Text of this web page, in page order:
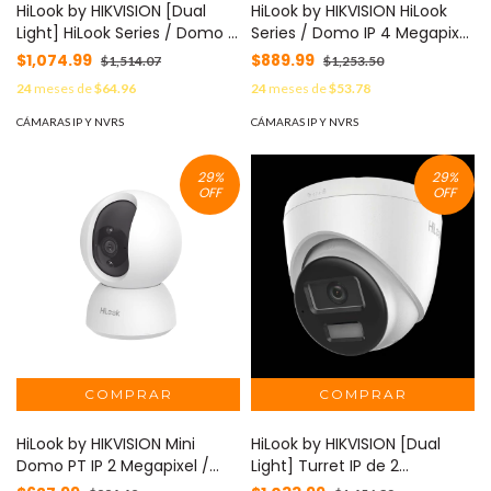
HiLook by HIKVISION [Dual
Light] HiLook Series / Domo IP
de 4 Megapixel / Uso en
interior / Lente 2.8 mm / 20
mts IR + 20 mts Luz Blanca /
Micrófono Integrado /
H.265+ / ONVIF MOD: IPC-
$1,074.99 $1,514.07
24meses de$64.96
CÁMARAS IP Y NVRS
HiLook by HIKVISION HiLook
Series / Domo IP 4 Megapixel
/ Lente 2.8 mm (Gran
Angular) / 20 mts IR / Interior
/ PoE / dWDR / H.265+ /
ONVIF MOD: IPC-D141H-C
$889.99 $1,253.50
24meses de$53.78
CÁMARAS IP Y NVRS
29%
OFF
HiLook by HIKVISION Mini
Domo PT IP 2 Megapixel /
29%
OFF
HiLook by HIKVISION [Dual
Light] Turret IP de 2